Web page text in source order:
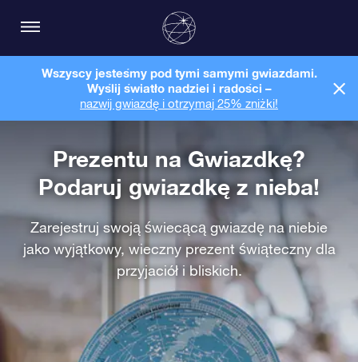
Wszyscy jesteśmy pod tymi samymi gwiazdami.
Wyślij światło nadziei i radości –
nazwij gwiazdę i otrzymaj 25% zniżki!
Prezentu na Gwiazdkę?
Podaruj gwiazdkę z nieba!
Zarejestruj swoją świecącą gwiazdę na niebie
jako wyjątkowy, wieczny prezent świąteczny dla
przyjaciół i bliskich.